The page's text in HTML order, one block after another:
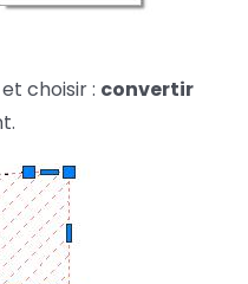
choisir : convertir